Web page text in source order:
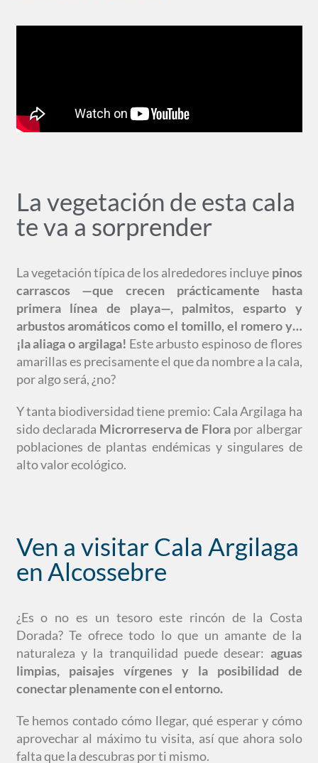
La vegetación de esta cala
te va a sorprender
La vegetación típica de los alrededores incluye pinos
carrascos —que crecen prácticamente hasta
primera línea de playa—, palmitos, esparto y
arbustos aromáticos como el tomillo, el romero y…
¡la aliaga o argilaga! Este arbusto espinoso de flores
amarillas es precisamente el que da nombre a la cala,
por algo será, ¿no?
Y tanta biodiversidad tiene premio: Cala Argilaga ha
sido declarada Microrreserva de Flora por albergar
poblaciones de plantas endémicas y singulares de
alto valor ecológico.
Ven a visitar Cala Argilaga
en Alcossebre
¿Es o no es un tesoro este rincón de la Costa
Dorada? Te ofrece todo lo que un amante de la
naturaleza y la tranquilidad puede desear: aguas
limpias, paisajes vírgenes y la posibilidad de
conectar plenamente con el entorno.
Te hemos contado cómo llegar, qué esperar y cómo
aprovechar al máximo tu visita, así que ahora solo
falta que la descubras por ti mismo.